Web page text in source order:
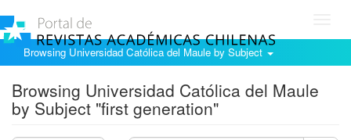
Browsing Universidad Católica del Maule by Subject
Browsing Universidad Católica del Maule
by Subject "first generation"